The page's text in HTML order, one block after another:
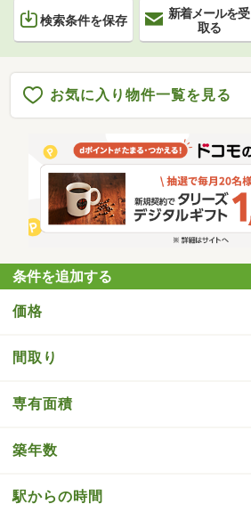
検索条件を保存
新着メールを受
取る
お気に入り物件一覧を見る
条件を追加する
価格
間取り
専有面積
築年数
駅からの時間